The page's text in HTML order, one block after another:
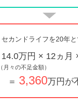
セカンドライフを20年と
14.0万円
（月々の不足金額）
× 12ヵ月
＝ 3,360万円が